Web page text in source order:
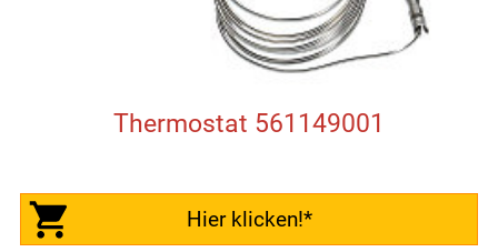
Thermostat 561149001
Hier klicken!*